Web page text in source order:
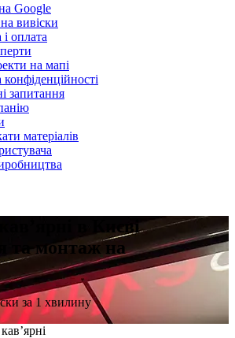
Google
вивіски
оплата
на мапі
запитання
матеріалів
в Києві
та монтаж на
за 1 хвилину